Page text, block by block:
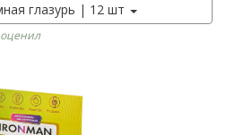
глазурь | 12 шт